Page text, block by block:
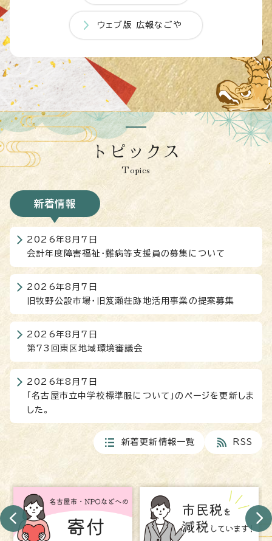
ウェブ版 広報なごや
トピックス
Topics
新着情報
2026年8月7日
会計年度障害福祉・難病等支援員の募集について
2026年8月7日
旧牧野公設市場・旧笈瀬荘跡地活用事業の提案募集
2026年8月7日
第73回東区地域環境審議会
2026年8月7日
「名古屋市立中学校標準服について」のページを更新しま
した。
新着更新情報一覧 RSS